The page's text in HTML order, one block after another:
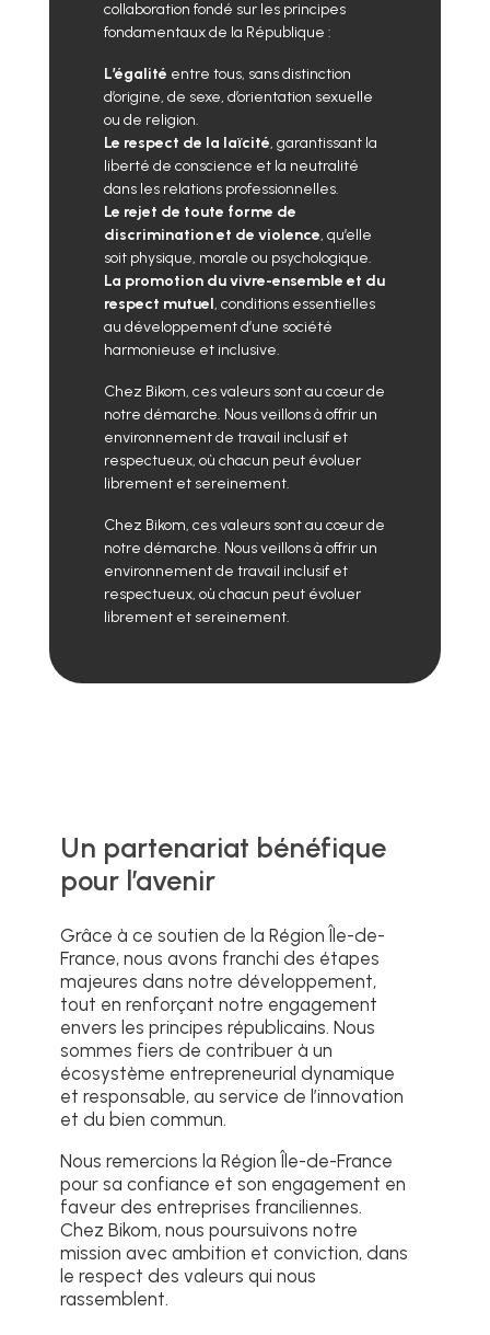
collaboration fondé sur les principes
fondamentaux de la République :
L’égalité entre tous, sans distinction
d’origine, de sexe, d’orientation sexuelle
ou de religion.
Le respect de la laïcité, garantissant la
liberté de conscience et la neutralité
dans les relations professionnelles.
Le rejet de toute forme de
discrimination et de violence, qu’elle
soit physique, morale ou psychologique.
La promotion du vivre-ensemble et du
respect mutuel, conditions essentielles
au développement d’une société
harmonieuse et inclusive.
Chez Bikom, ces valeurs sont au cœur de
notre démarche. Nous veillons à offrir un
environnement de travail inclusif et
respectueux, où chacun peut évoluer
librement et sereinement.
Chez Bikom, ces valeurs sont au cœur de
notre démarche. Nous veillons à offrir un
environnement de travail inclusif et
respectueux, où chacun peut évoluer
librement et sereinement.
Un partenariat bénéfique
pour l’avenir
Grâce à ce soutien de la Région Île-de-
France, nous avons franchi des étapes
majeures dans notre développement,
tout en renforçant notre engagement
envers les principes républicains. Nous
sommes fiers de contribuer à un
écosystème entrepreneurial dynamique
et responsable, au service de l’innovation
et du bien commun.
Nous remercions la Région Île-de-France
pour sa confiance et son engagement en
faveur des entreprises franciliennes.
Chez Bikom, nous poursuivons notre
mission avec ambition et conviction, dans
le respect des valeurs qui nous
rassemblent.